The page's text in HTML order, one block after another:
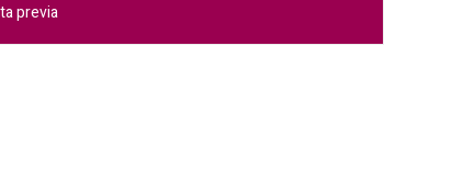
previa